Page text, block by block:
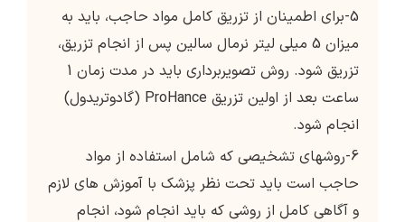
5-برای اطمینان از تزریق کامل مواد حاجب، باید به
میزان 5 میلی لیتر نرمال سالین پس از انجام تزریق،
تزریق شود. روش تصویربرداری باید در مدت زمان 1
ساعت بعد از اولین تزریق ProHance (گادوتریدول)
انجام شود.
6-روشهای تشخیصی که شامل استفاده از مواد
حاجب است باید تحت نظر پزشک با آموزش های لازم
و آگاهی کامل از روشی که باید انجام شود، انجام